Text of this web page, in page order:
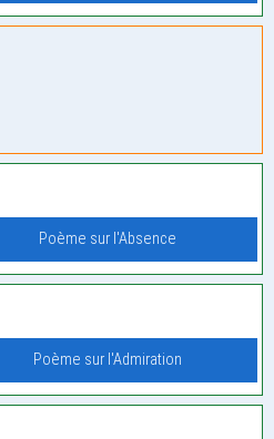
Poème sur l'Absence
Poème sur l'Admiration